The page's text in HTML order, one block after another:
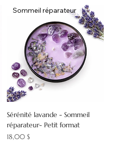
Sommeil réparateur
Sérénité lavande - Sommeil
réparateur- Petit format
Prix
18,00 $